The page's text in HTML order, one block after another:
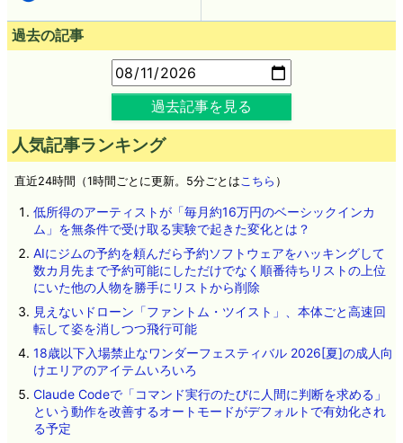
過去の記事
過去記事を見る
人気記事ランキング
直近24時間（1時間ごとに更新。5分ごとは こちら ）
低所得のアーティストが「毎月約16万円のベーシックインカ
ム」を無条件で受け取る実験で起きた変化とは？
AIにジムの予約を頼んだら予約ソフトウェアをハッキングして
数カ月先まで予約可能にしただけでなく順番待ちリストの上位
にいた他の人物を勝手にリストから削除
見えないドローン「ファントム・ツイスト」、本体ごと高速回
転して姿を消しつつ飛行可能
18歳以下入場禁止なワンダーフェスティバル 2026[夏]の成人向
けエリアのアイテムいろいろ
Claude Codeで「コマンド実行のたびに人間に判断を求める」
という動作を改善するオートモードがデフォルトで有効化され
る予定